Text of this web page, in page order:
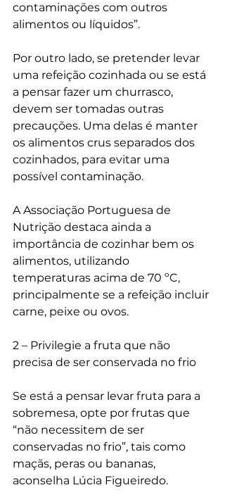
contaminações com outros
alimentos ou líquidos”.
Por outro lado, se pretender levar
uma refeição cozinhada ou se está
a pensar fazer um churrasco,
devem ser tomadas outras
precauções. Uma delas é manter
os alimentos crus separados dos
cozinhados, para evitar uma
possível contaminação.
A Associação Portuguesa de
Nutrição destaca ainda a
importância de cozinhar bem os
alimentos, utilizando
temperaturas acima de 70 ºC,
principalmente se a refeição incluir
carne, peixe ou ovos.
2 – Privilegie a fruta que não
precisa de ser conservada no frio
Se está a pensar levar fruta para a
sobremesa, opte por frutas que
“não necessitem de ser
conservadas no frio”, tais como
maçãs, peras ou bananas,
aconselha Lúcia Figueiredo.